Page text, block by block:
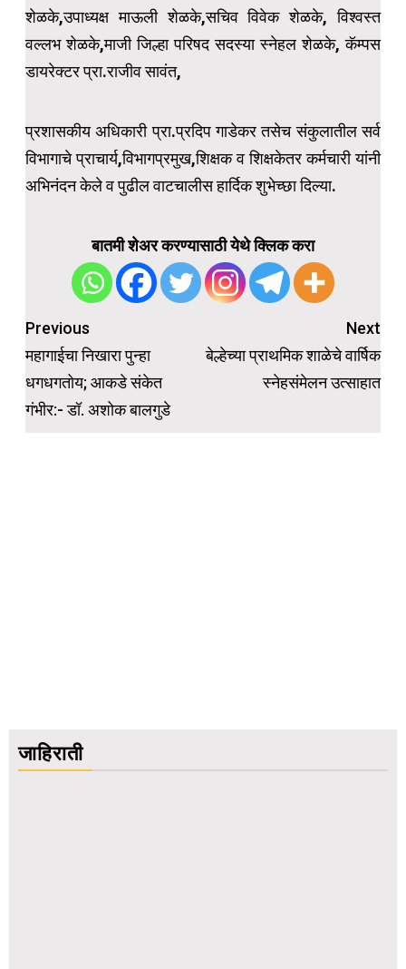
शेळके,उपाध्यक्ष माऊली शेळके,सचिव विवेक शेळके, विश्वस्त
वल्लभ शेळके,माजी जिल्हा परिषद सदस्या स्नेहल शेळके, कॅम्पस
डायरेक्टर प्रा.राजीव सावंत,
प्रशासकीय अधिकारी प्रा.प्रदिप गाडेकर तसेच संकुलातील सर्व
विभागाचे प्राचार्य,विभागप्रमुख,शिक्षक व शिक्षकेतर कर्मचारी यांनी
अभिनंदन केले व पुढील वाटचालीस हार्दिक शुभेच्छा दिल्या.
बातमी शेअर करण्यासाठी येथे क्लिक करा
Post
navigation
Previous
महागाईचा निखारा पुन्हा
धगधगतोय; आकडे संकेत
गंभीर:- डॉ. अशोक बालगुडे
Next
बेल्हेच्या प्राथमिक शाळेचे वार्षिक
स्नेहसंमेलन उत्साहात
जाहिराती